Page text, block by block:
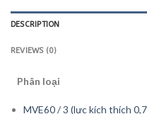
DESCRIPTION
REVIEWS (0)
Phân loại
MVE60 / 3 (lực kích thích